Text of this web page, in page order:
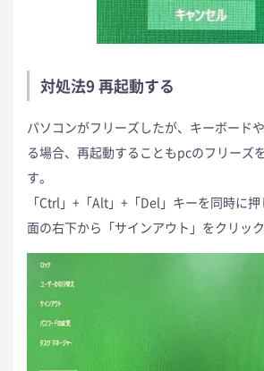
対処法9 再起動する
パソコンがフリーズしたが、キーボード
る場合、再起動することもpcのフリーズ
す。
「Ctrl」+「Alt」+「Del」キーを同時に
面の右下から「サインアウト」をクリック